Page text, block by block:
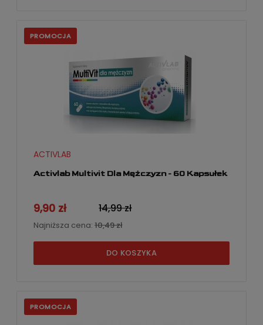
Activlab Multivit Dla Mężczyzn - 60 Kapsułek
ACTIVLAB
9,90 zł 14,99 zł
Najniższa cena: 10,49 zł
DO KOSZYKA
PROMOCJA
PROMOCJA